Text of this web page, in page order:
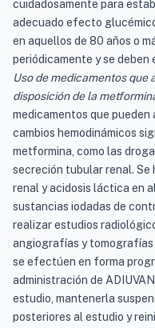
cuidadosamente para
adecuado efecto
en aquellos de 80 años o
periódicamente y se deben
Uso de medicamentos
disposición de la
medicamentos que
cambios hemodinámicos
metformina, como las
secreción tubular renal.
renal y acidosis láctica en
sustancias iodadas de
realizar estudios
angiografías y tomografías
se efectúen en forma
administración de ADIUVAN
estudio, mantenerla
posteriores al estudio y